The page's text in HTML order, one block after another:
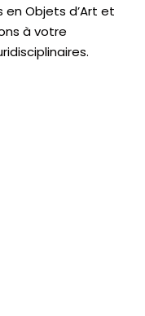
Objets d’Art et
à votre